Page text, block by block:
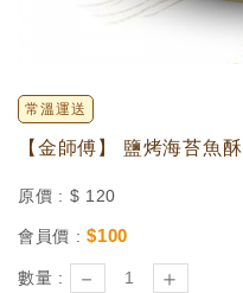
常溫運送
【金師傅】 鹽烤海苔魚酥
原價 : $ 120
會員價 :$100
數量 : － ＋